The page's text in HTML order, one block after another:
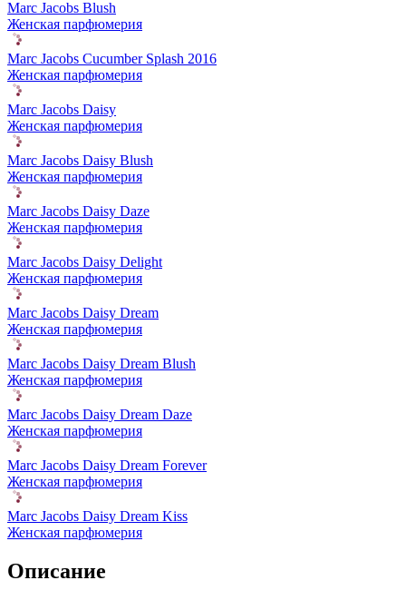
Marc Jacobs Blush
Женская парфюмерия
Marc Jacobs Cucumber Splash 2016
Женская парфюмерия
Marc Jacobs Daisy
Женская парфюмерия
Marc Jacobs Daisy Blush
Женская парфюмерия
Marc Jacobs Daisy Daze
Женская парфюмерия
Marc Jacobs Daisy Delight
Женская парфюмерия
Marc Jacobs Daisy Dream
Женская парфюмерия
Marc Jacobs Daisy Dream Blush
Женская парфюмерия
Marc Jacobs Daisy Dream Daze
Женская парфюмерия
Marc Jacobs Daisy Dream Forever
Женская парфюмерия
Marc Jacobs Daisy Dream Kiss
Женская парфюмерия
Описание